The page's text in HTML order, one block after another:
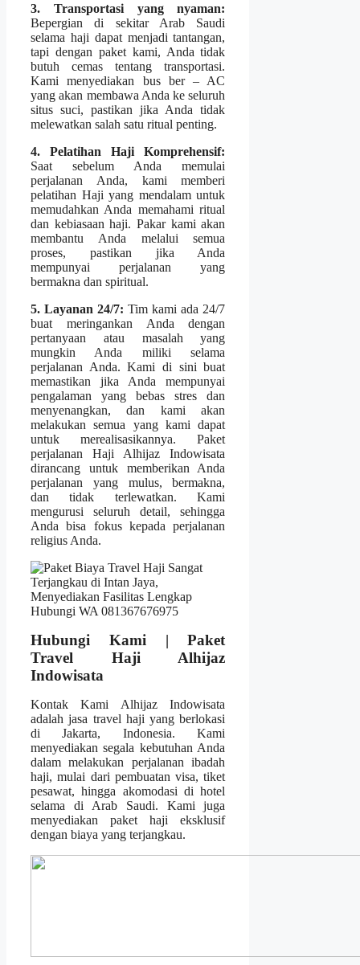
3. Transportasi yang nyaman:
Bepergian di sekitar Arab Saudi
selama haji dapat menjadi tantangan,
tapi dengan paket kami, Anda tidak
butuh cemas tentang transportasi.
Kami menyediakan bus ber – AC
yang akan membawa Anda ke seluruh
situs suci, pastikan jika Anda tidak
melewatkan salah satu ritual penting.
4. Pelatihan Haji Komprehensif:
Saat sebelum Anda memulai
perjalanan Anda, kami memberi
pelatihan Haji yang mendalam untuk
memudahkan Anda memahami ritual
dan kebiasaan haji. Pakar kami akan
membantu Anda melalui semua
proses, pastikan jika Anda
mempunyai perjalanan yang
bermakna dan spiritual.
5. Layanan 24/7: Tim kami ada 24/7
buat meringankan Anda dengan
pertanyaan atau masalah yang
mungkin Anda miliki selama
perjalanan Anda. Kami di sini buat
memastikan jika Anda mempunyai
pengalaman yang bebas stres dan
menyenangkan, dan kami akan
melakukan semua yang kami dapat
untuk merealisasikannya. Paket
perjalanan Haji Alhijaz Indowisata
dirancang untuk memberikan Anda
perjalanan yang mulus, bermakna,
dan tidak terlewatkan. Kami
mengurusi seluruh detail, sehingga
Anda bisa fokus kepada perjalanan
religius Anda.
Hubungi Kami | Paket
Travel Haji Alhijaz
Indowisata
Kontak Kami Alhijaz Indowisata
adalah jasa travel haji yang berlokasi
di Jakarta, Indonesia. Kami
menyediakan segala kebutuhan Anda
dalam melakukan perjalanan ibadah
haji, mulai dari pembuatan visa, tiket
pesawat, hingga akomodasi di hotel
selama di Arab Saudi. Kami juga
menyediakan paket haji eksklusif
dengan biaya yang terjangkau.